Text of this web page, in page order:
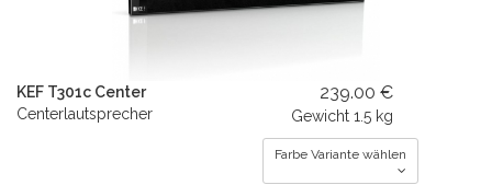
KEF T301c Center
Centerlautsprecher
239.00 €
Gewicht 1.5 kg
Farbe Variante wählen